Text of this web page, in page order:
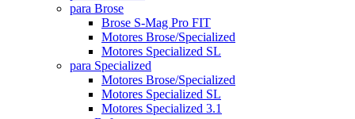
para Brose
Brose S-Mag Pro FIT
Motores Brose/Specialized
Motores Specialized SL
para Specialized
Motores Brose/Specialized
Motores Specialized SL
Motores Specialized 3.1